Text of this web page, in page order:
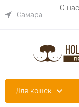
Самара
О нас
Для кошек